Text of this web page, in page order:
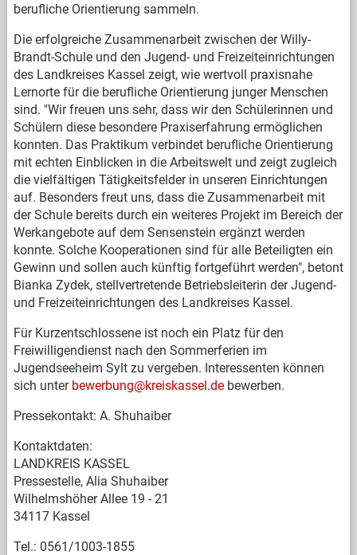
berufliche Orientierung sammeln.
Die erfolgreiche Zusammenarbeit zwischen der Willy-
Brandt-Schule und den Jugend- und Freizeiteinrichtungen
des Landkreises Kassel zeigt, wie wertvoll praxisnahe
Lernorte für die berufliche Orientierung junger Menschen
sind. "Wir freuen uns sehr, dass wir den Schülerinnen und
Schülern diese besondere Praxiserfahrung ermöglichen
konnten. Das Praktikum verbindet berufliche Orientierung
mit echten Einblicken in die Arbeitswelt und zeigt zugleich
die vielfältigen Tätigkeitsfelder in unseren Einrichtungen
auf. Besonders freut uns, dass die Zusammenarbeit mit
der Schule bereits durch ein weiteres Projekt im Bereich der
Werkangebote auf dem Sensenstein ergänzt werden
konnte. Solche Kooperationen sind für alle Beteiligten ein
Gewinn und sollen auch künftig fortgeführt werden", betont
Bianka Zydek, stellvertretende Betriebsleiterin der Jugend-
und Freizeiteinrichtungen des Landkreises Kassel.
Für Kurzentschlossene ist noch ein Platz für den
Freiwilligendienst nach den Sommerferien im
Jugendseeheim Sylt zu vergeben. Interessenten können
sich unter bewerbung@kreiskassel.debewerben.
Pressekontakt: A. Shuhaiber
Kontaktdaten:
LANDKREIS KASSEL
Pressestelle, Alia Shuhaiber
Wilhelmshöher Allee 19 - 21
34117 Kassel
Tel.: 0561/1003-1855